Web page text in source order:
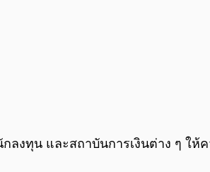
ลงทุน และสถาบันการเงินต่าง ๆ ใ